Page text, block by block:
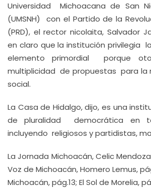
Universidad Michoacana de San
(UMSNH) con el Partido de la
(PRD), el rector nicolaita, Salvador
en claro que la institución privilegia
elemento primordial porque
multiplicidad de propuestas para la
social.
La Casa de Hidalgo, dijo, es una
de pluralidad democrática en
incluyendo religiosos y partidistas,
La Jornada Michoacán, Celic
Voz de Michoacán, Homero Lemus,
Michoacán, pág.13; El Sol de Morelia,